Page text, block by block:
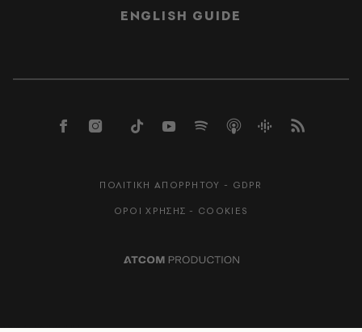
ENGLISH GUIDE
ΠΟΛΙΤΙΚΗ ΑΠΟΡΡΗΤΟΥ - GDPR
ΟΡΟΙ ΧΡΗΣΗΣ - COOKIES